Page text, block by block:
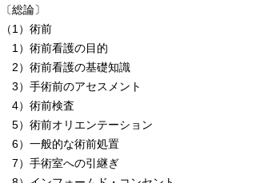
〔総論〕
（1）術前
1）術前看護の目的
2）術前看護の基礎知識
3）手術前のアセスメント
4）術前検査
5）術前オリエンテーション
6）一般的な術前処置
7）手術室への引継ぎ